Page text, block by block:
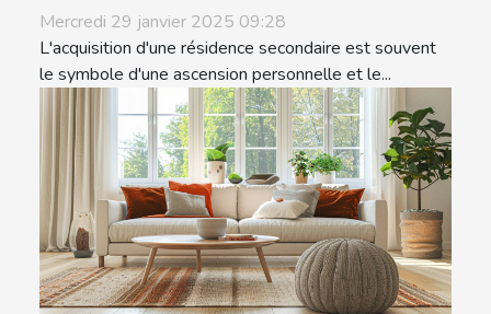
Mercredi 29 janvier 2025 09:28
L'acquisition d'une résidence secondaire est souvent
le symbole d'une ascension personnelle et le...